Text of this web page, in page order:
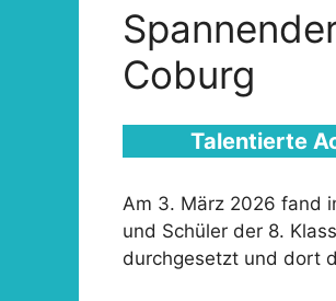
Coburg
Talentierte
Am 3. März 2026 fand
und Schüler der 8.
durchgesetzt und dort